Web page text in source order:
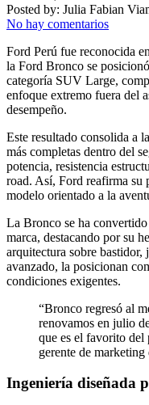
Posted by: Julia Fabian
No hay comentarios
Ford Perú fue reconocida
la Ford Bronco se
categoría SUV Large,
enfoque extremo fuera del
desempeño.
Este resultado consolida a
más completas dentro del
potencia, resistencia
road. Así, Ford reafirma su
modelo orientado a la
La Bronco se ha
marca, destacando por su
arquitectura sobre
avanzado, la posicionan
condiciones exigentes.
“Bronco regresó al
renovamos en julio
que es el favorito del
gerente de marketing
Ingeniería diseñada